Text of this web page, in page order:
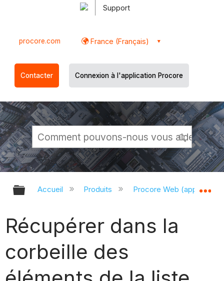
Support
procore.com France (Français)
Contacter Connexion à l'application Procore
Développer/réduire la hiérarchie
Accueil Produits Procore Web
Récupérer dans la
corbeille des